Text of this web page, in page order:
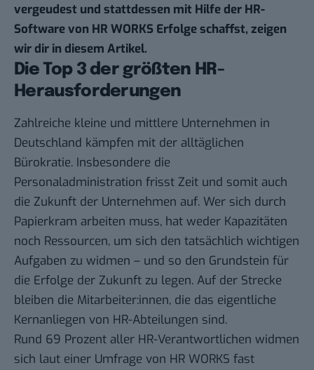
vergeudest und stattdessen mit Hilfe der HR-
Software von HR WORKS Erfolge schaffst, zeigen
wir dir in diesem Artikel.
Die Top 3 der größten HR-
Herausforderungen
Zahlreiche kleine und mittlere Unternehmen in
Deutschland kämpfen mit der alltäglichen
Bürokratie. Insbesondere die
Personaladministration frisst Zeit und somit auch
die Zukunft der Unternehmen auf. Wer sich durch
Papierkram arbeiten muss, hat weder Kapazitäten
noch Ressourcen, um sich den tatsächlich wichtigen
Aufgaben zu widmen – und so den Grundstein für
die Erfolge der Zukunft zu legen. Auf der Strecke
bleiben die Mitarbeiter:innen, die das eigentliche
Kernanliegen von HR-Abteilungen sind.
Rund 69 Prozent aller HR-Verantwortlichen widmen
sich laut einer Umfrage von HR WORKS fast